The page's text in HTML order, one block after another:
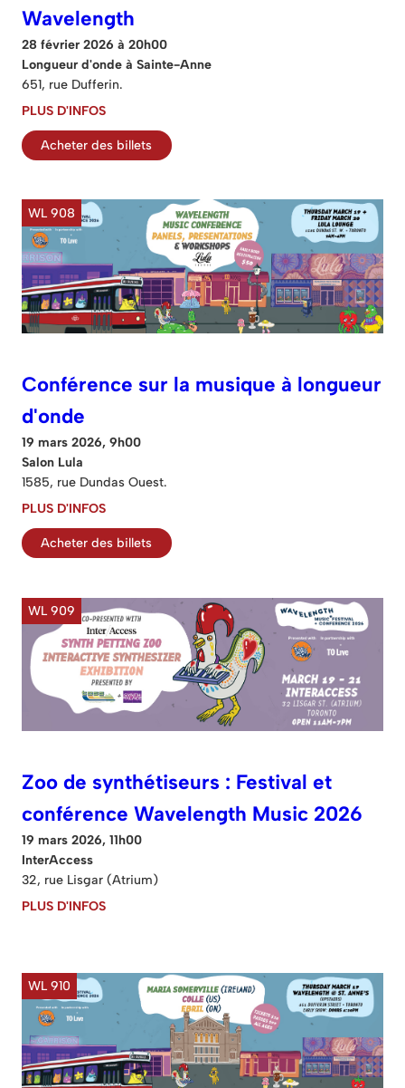
Wavelength
28 février 2026 à 20h00
Longueur d'onde à Sainte-Anne
651, rue Dufferin.
PLUS D'INFOS
Acheter des billets
WL 908
Conférence sur la musique à longueur
d'onde
19 mars 2026, 9h00
Salon Lula
1585, rue Dundas Ouest.
PLUS D'INFOS
Acheter des billets
WL 909
Zoo de synthétiseurs : Festival et
conférence Wavelength Music 2026
19 mars 2026, 11h00
InterAccess
32, rue Lisgar (Atrium)
PLUS D'INFOS
WL 910